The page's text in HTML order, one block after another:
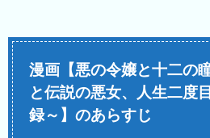
漫画【悪の令嬢と十二の
と伝説の悪女、人生二度
録～】のあらすじ